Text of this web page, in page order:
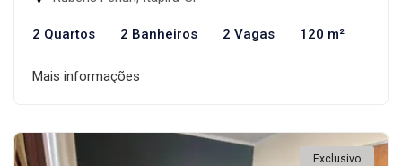
2 Quartos 2 Banheiros 2 Vagas 120 m²
Mais informações
Exclusivo